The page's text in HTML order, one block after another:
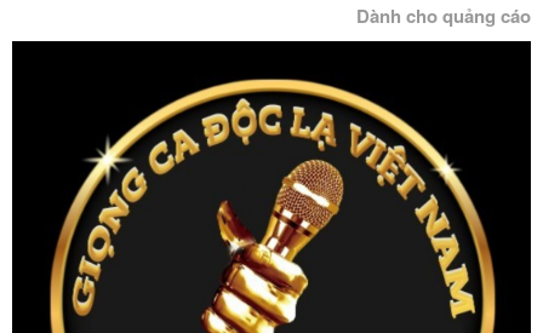
Dành cho quảng cáo